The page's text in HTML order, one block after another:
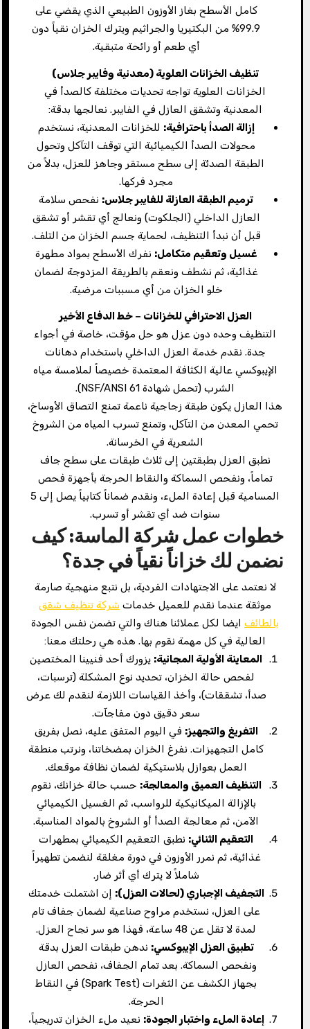
كامل الأسطح بغاز الأوزون الطبيعي الذي يقضي على
99.9% من البكتيريا والجراثيم ويترك الخزان نقياً دون
أي طعم أو رائحة متبقية.
تنظيف الخزانات العلوية (معدنية وفايبر جلاس)
الخزانات العلوية تواجه تحديات مختلفة كالصدأ في
المعدنية وتشقق العازل في الفايبر. نعالجها بدقة:
إزالة الصدأ باحترافية: للخزانات المعدنية، نستخدم
محولات الصدأ الكيميائية التي توقف التآكل وتحول
الطبقة الصدئة إلى سطح مستقر وجاهز للعزل، بدلاً من
مجرد فركها.
ترميم الطبقة العازلة للفايبر جلاس: نفحص سلامة
العازل الداخلي (الجلكوت) ونعالج أي تقشر أو تشقق
قبل أن نبدأ التنظيف، لحماية جسم الخزان من التلف.
غسيل وتعقيم متكامل: نفرك الأسطح بمواد مطهرة
غذائية، ثم نشطف ونعقم بالطريقة المزدوجة لضمان
خلو الخزان من أي مسببات مرضية.
العزل الاحترافي للخزانات – خط الدفاع الأخير
التنظيف وحده دون عزل هو حل مؤقت، خاصة في أجواء
جدة. نقدم خدمة العزل الداخلي باستخدام دهانات
الإيبوكسي عالية الكثافة المعتمدة خصيصاً لملامسة مياه
الشرب (تحمل شهادة NSF/ANSI 61).
هذا العازل يكون طبقة زجاجية ناعمة تمنع التصاق الأوساخ،
تحمي المعدن من التآكل، وتمنع تسرب المياه من الشروخ
الشعرية في الخرسانة.
نطبق العزل بطبقتين إلى ثلاث طبقات على سطح جاف
تماماً، ونفحص السماكة والنقاط الحرجة بأجهزة فحص
المسامية قبل إعادة الملء، ونقدم ضماناً كتابياً يصل إلى 5
سنوات ضد أي تقشر أو تسرب.
خطوات عمل شركة الماسة: كيف
نضمن لك خزاناً نقياً في جدة؟
لا نعتمد على الاجتهادات الفردية، بل نتبع منهجية صارمة
موثقة عندما نقدم للعميل خدمات شركة تنظيف شقق
بالطائف ايضا لكل عملائنا هناك والتي تضمن نفس الجودة
العالية في كل مهمة نقوم بها. هذه هي رحلتك معنا:
المعاينة الأولية المجانية: يزورك أحد فنيينا المختصين
لفحص حالة الخزان، تحديد نوع المشكلة (ترسبات،
صدأ، تشققات)، وأخذ القياسات اللازمة لنقدم لك عرض
سعر دقيق دون مفاجآت.
التفريغ والتجهيز: في اليوم المتفق عليه، نصل بفريق
كامل التجهيزات. نفرغ الخزان بمضخاتنا، ونرتب منطقة
العمل بعوازل بلاستيكية لضمان نظافة موقعك.
التنظيف العميق والمعالجة: حسب حالة خزانك، نقوم
بالإزالة الميكانيكية للرواسب، ثم الغسيل الكيميائي
الآمن، ثم معالجة الصدأ أو الشروخ بالمواد المناسبة.
التعقيم الثنائي: نطبق التعقيم الكيميائي بمطهرات
غذائية، ثم نمرر الأوزون في دورة مغلقة لنضمن تطهيراً
شاملاً لا يترك أي أثر ضار.
التجفيف الإجباري (لحالات العزل): إن اشتملت خدمتك
على العزل، نستخدم مراوح صناعية لضمان جفاف تام
لمدة لا تقل عن 48 ساعة، فهذا هو سر نجاح العزل.
تطبيق العزل الإيبوكسي: ندهن طبقات العزل بدقة
ونفحص السماكة. بعد تمام الجفاف، نفحص العازل
بجهاز الكشف عن الثغرات (Spark Test) في النقاط
الحرجة.
إعادة الملء واختبار الجودة: نعيد ملء الخزان تدريجياً،